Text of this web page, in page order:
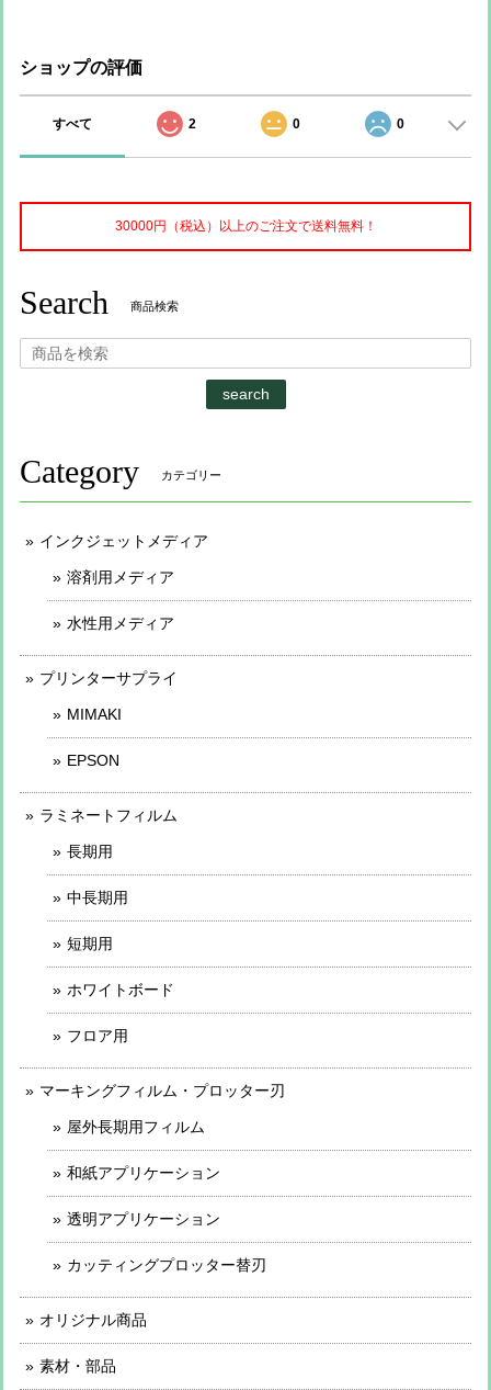
ショップの評価
すべて 2 0 0
30000円（税込）以上のご注文で送料無料！
Search 商品検索
search
Category カテゴリー
インクジェットメディア
溶剤用メディア
水性用メディア
プリンターサプライ
MIMAKI
EPSON
ラミネートフィルム
長期用
中長期用
短期用
ホワイトボード
フロア用
マーキングフィルム・プロッター刃
屋外長期用フィルム
和紙アプリケーション
透明アプリケーション
カッティングプロッター替刃
オリジナル商品
素材・部品